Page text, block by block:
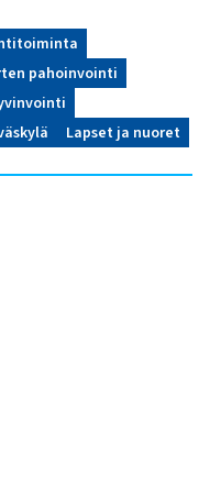
pahoinvointi
Lapset ja nuoret